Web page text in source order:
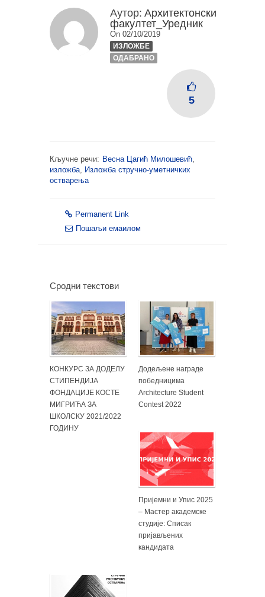
Аутор: Архитектонски
факултет_Уредник
On 02/10/2019
ИЗЛОЖБЕ
ОДАБРАНО
5
Кључне речи: Весна Цагић Милошевић
изложба
Изложба стручно-уметничких
остварења
Permanent Link
Пошаљи емаилом
Сродни текстови
КОНКУРС ЗА ДОДЕЛУ
СТИПЕНДИЈА
ФОНДАЦИЈЕ КОСТЕ
МИГРИЋА ЗА
ШКОЛСКУ 2021/2022
ГОДИНУ
Додељене награде
победницима
Architecture Student
Contest 2022
Пријемни и Упис 2025
– Мастер академске
студије: Списак
пријављених
кандидата